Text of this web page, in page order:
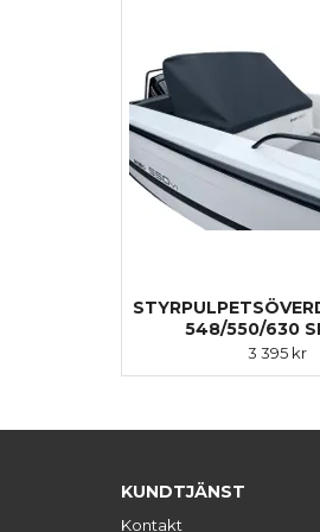
548/550/630
3 395 kr
KUNDTJÄNST
Kontakt